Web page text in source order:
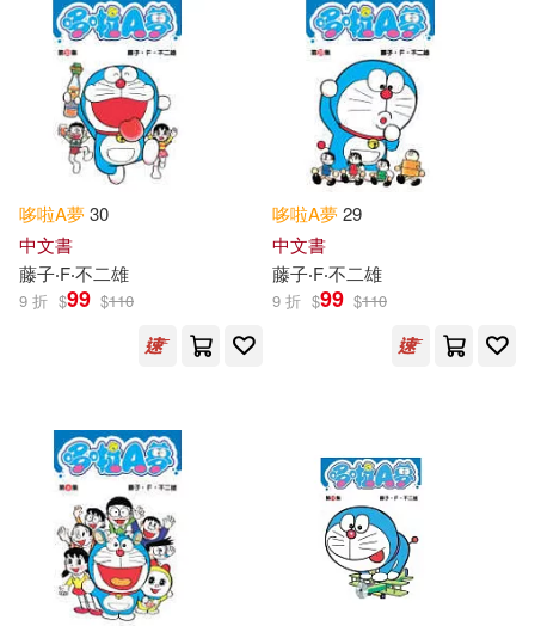
哆啦A夢30
中文書
藤子‧F‧不二雄
9 折 $99 $110
哆啦A夢29
中文書
藤子‧F‧不二雄
9 折 $99 $110